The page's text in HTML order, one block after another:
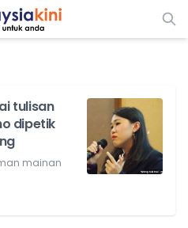
tulisan
dipetik
mainan